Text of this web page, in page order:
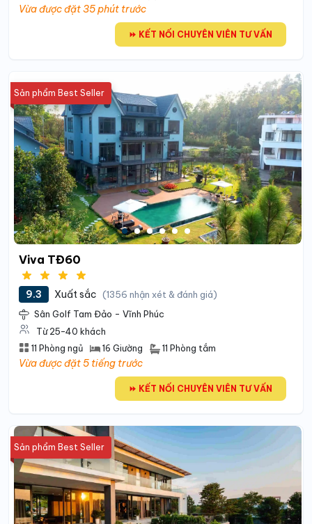
Vừa được đặt 35 phút trước
⏩ KẾT NỐI CHUYÊN VIÊN TƯ VẤN
Sản phẩm Best Seller
Viva TĐ60
9.3 Xuất sắc (1356 nhận xét & đánh giá)
Sân Golf Tam Đảo - Vĩnh Phúc
Từ 25-40 khách
11 Phòng ngủ
16 Giường 11 Phòng tắm
Vừa được đặt 5 tiếng trước
⏩ KẾT NỐI CHUYÊN VIÊN TƯ VẤN
Sản phẩm Best Seller